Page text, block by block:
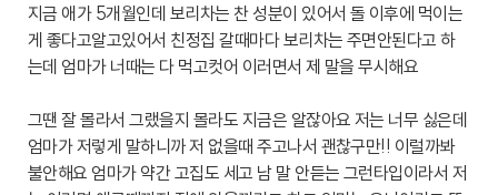
지금 애가 5개월인데 보리차는 찬 성분이 있어서 돌 이후에 먹이는
게 좋다고알고있어서 친정집 갈때마다 보리차는 주면안된다고 하
는데 엄마가 너때는 다 먹고컷어 이러면서 제 말을 무시해요
그땐 잘 몰라서 그랬을지 몰라도 지금은 알잖아요 저는 너무 싫은데
엄마가 저렇게 말하니까 저 없을때 주고나서 괜찮구만!! 이럴까봐
불안해요 엄마가 약간 고집도 세고 남 말 안듣는 그런타입이라서 저